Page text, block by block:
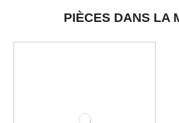
PIÈCES DANS LA